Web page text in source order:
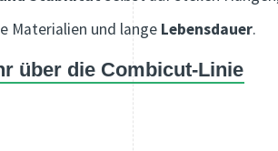
Materialien und lange Lebensdauer.
über die Combicut-Linie